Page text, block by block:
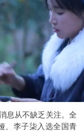
息从不缺乏关注。全
、李子柒入选全国青